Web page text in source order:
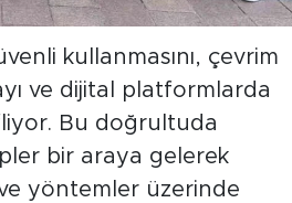
kullanmasını, çevrim
ve dijital platformlarda
Bu doğrultuda
bir araya gelerek
yöntemler üzerinde